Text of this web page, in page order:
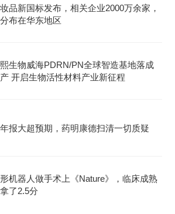
品新国标发布，相关企业2000万余家，
布在华东地区
生物威海PDRN/PN全球智造基地落成
开启生物活性材料产业新征程
报大超预期，药明康德扫清一切质疑
形机器人做手术上《Nature》，临床成熟
了2.5分